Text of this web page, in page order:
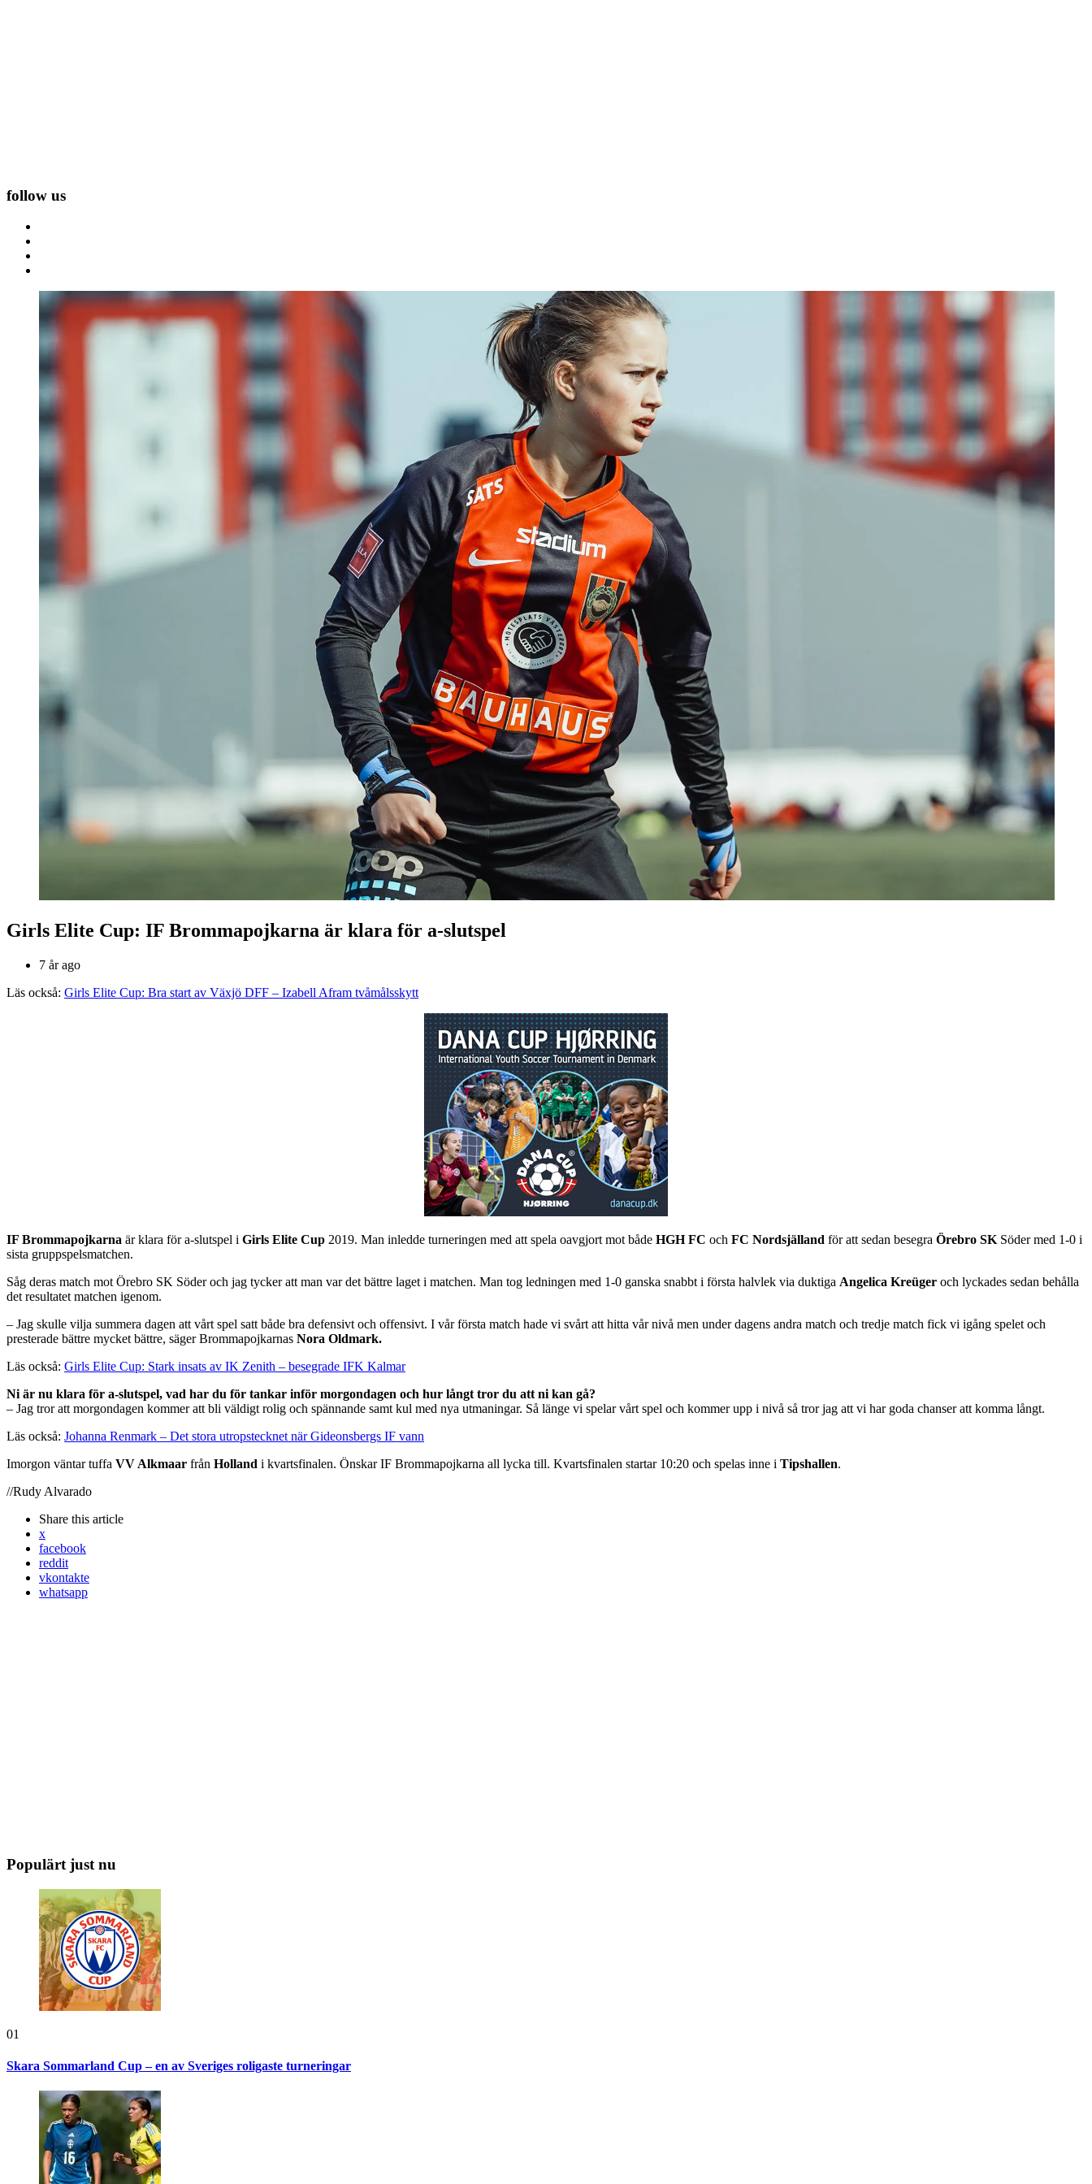
follow us
Girls Elite Cup: IF Brommapojkarna är klara för a-slutspel
7 år ago
Läs också: Girls Elite Cup: Bra start av Växjö DFF – Izabell Afram tvåmålsskytt
IF Brommapojkarna är klara för a-slutspel i Girls Elite Cup 2019. Man inledde turneringen med att spela oavgjort mot både HGH FC och FC Nordsjälland för att sedan besegra Örebro SK Söder med 1-0 i
sista gruppspelsmatchen.
Såg deras match mot Örebro SK Söder och jag tycker att man var det bättre laget i matchen. Man tog ledningen med 1-0 ganska snabbt i första halvlek via duktiga Angelica Kreüger och lyckades sedan behålla
det resultatet matchen igenom.
– Jag skulle vilja summera dagen att vårt spel satt både bra defensivt och offensivt. I vår första match hade vi svårt att hitta vår nivå men under dagens andra match och tredje match fick vi igång spelet och
presterade bättre mycket bättre, säger Brommapojkarnas Nora Oldmark.
Läs också: Girls Elite Cup: Stark insats av IK Zenith – besegrade IFK Kalmar
Ni är nu klara för a-slutspel, vad har du för tankar inför morgondagen och hur långt tror du att ni kan gå?
– Jag tror att morgondagen kommer att bli väldigt rolig och spännande samt kul med nya utmaningar. Så länge vi spelar vårt spel och kommer upp i nivå så tror jag att vi har goda chanser att komma långt.
Läs också: Johanna Renmark – Det stora utropstecknet när Gideonsbergs IF vann
Imorgon väntar tuffa VV Alkmaar från Holland i kvartsfinalen. Önskar IF Brommapojkarna all lycka till. Kvartsfinalen startar 10:20 och spelas inne i Tipshallen.
//Rudy Alvarado
Share this article
x
facebook
reddit
vkontakte
whatsapp
Populärt just nu
01
Skara Sommarland Cup – en av Sveriges roligaste turneringar